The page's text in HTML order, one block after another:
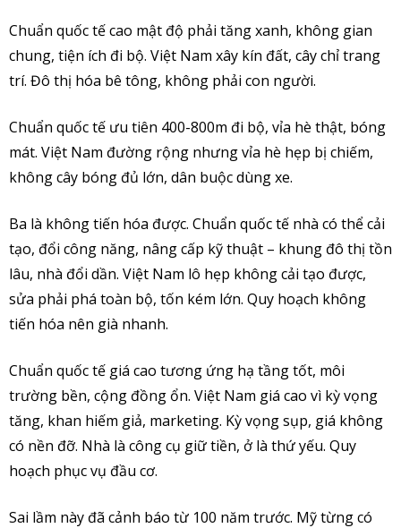
Chuẩn quốc tế cao mật độ phải tăng xanh, không gian
chung, tiện ích đi bộ. Việt Nam xây kín đất, cây chỉ trang
trí. Đô thị hóa bê tông, không phải con người.
Chuẩn quốc tế ưu tiên 400-800m đi bộ, vỉa hè thật, bóng
mát. Việt Nam đường rộng nhưng vỉa hè hẹp bị chiếm,
không cây bóng đủ lớn, dân buộc dùng xe.
Ba là không tiến hóa được. Chuẩn quốc tế nhà có thể cải
tạo, đổi công năng, nâng cấp kỹ thuật – khung đô thị tồn
lâu, nhà đổi dần. Việt Nam lô hẹp không cải tạo được,
sửa phải phá toàn bộ, tốn kém lớn. Quy hoạch không
tiến hóa nên già nhanh.
Chuẩn quốc tế giá cao tương ứng hạ tầng tốt, môi
trường bền, cộng đồng ổn. Việt Nam giá cao vì kỳ vọng
tăng, khan hiếm giả, marketing. Kỳ vọng sụp, giá không
có nền đỡ. Nhà là công cụ giữ tiền, ở là thứ yếu. Quy
hoạch phục vụ đầu cơ.
Sai lầm này đã cảnh báo từ 100 năm trước. Mỹ từng có